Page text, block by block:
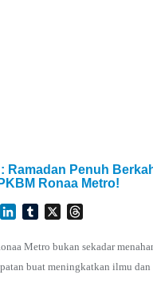
Ramadan Penuh
Ronaa Metro!
GoogleLinkedInTumblr
X
Metro bukan sekadar
buat meningkatkan ilmu dan